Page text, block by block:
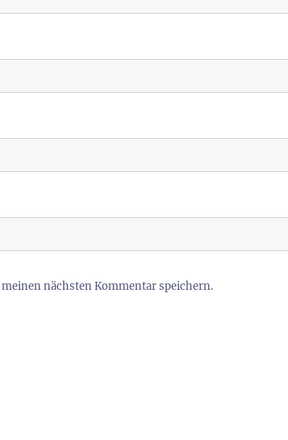
nächsten Kommentar speichern.